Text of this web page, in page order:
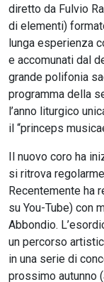
diretto da Fulvio
di elementi)
lunga esperienza
e accomunati dal
grande polifonia
programma della
l’anno liturgico
il “princeps
Il nuovo coro ha
si ritrova
Recentemente ha
su You-Tube) con
Abbondio.
un percorso
in una serie di
prossimo autunno